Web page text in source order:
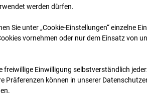
werden dürfen.
Sie unter „Cookie-Einstellungen“ einzelne
vornehmen oder nur dem Einsatz von
freiwillige Einwilligung selbstverständlich
Prä­fe­renzen können in unserer